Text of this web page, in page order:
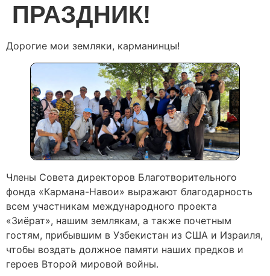
ПРАЗДНИК!
Дорогие мои земляки, карманинцы!
Члены Совета директоров Благотворительного
фонда «Кармана-Навои» выражают благодарность
всем участникам международного проекта
«Зиёрат», нашим землякам, а также почетным
гостям, прибывшим в Узбекистан из США и Израиля,
чтобы воздать должное памяти наших предков и
героев Второй мировой войны.